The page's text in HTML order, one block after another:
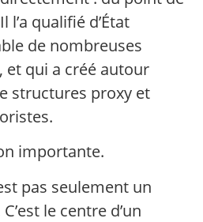
l’a qualifié d’État
de nombreuses
et qui a créé autour
structures proxy et
importante.
pas seulement un
le centre d’un